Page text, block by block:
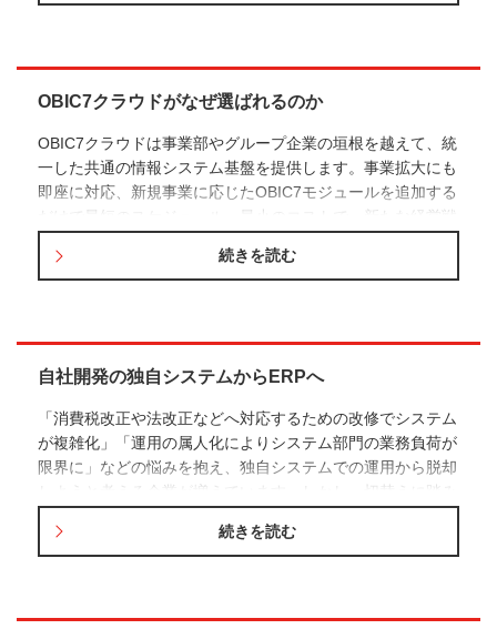
同様に、ソフトウェアもテストが必要なのは言うまでもな
応していかなければなりません。
OBIC7クラウドがなぜ選ばれるのか
OBIC7クラウドは事業部やグループ企業の垣根を越えて、統
一した共通の情報システム基盤を提供します。事業拡大にも
即座に対応、新規事業に応じたOBIC7モジュールを追加する
だけで最短のスケジュール、最小のコストで、新たな経営戦
軟に連携でき、グループ共通の人事給与制度を構築し、業務
続きを読む
自社開発の独自システムからERPへ
「消費税改正や法改正などへ対応するための改修でシステム
が複雑化」「運用の属人化によりシステム部門の業務負荷が
限界に」などの悩みを抱え、独自システムでの運用から脱却
しようと考える企業が増えています。しかし、切替えに踏み
見受けられます。ここでは、将来の情報基盤を強化するため
続きを読む